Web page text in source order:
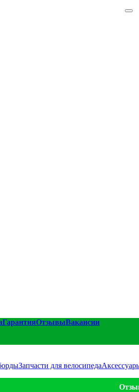
ГарантияОтзывыВакансии
Запчасти для велосипеда